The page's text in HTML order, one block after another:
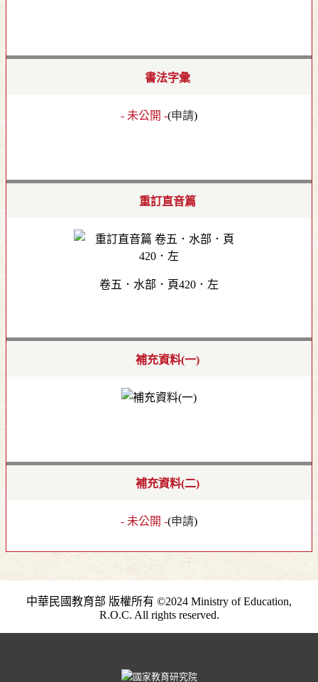
書法字彙
- 未公開 -(申請)
重訂直音篇
卷五．水部．頁420．左
補充資料(一)
補充資料(二)
- 未公開 -(申請)
中華民國教育部 版權所有 ©2024 Ministry of Education,
R.O.C. All rights reserved.